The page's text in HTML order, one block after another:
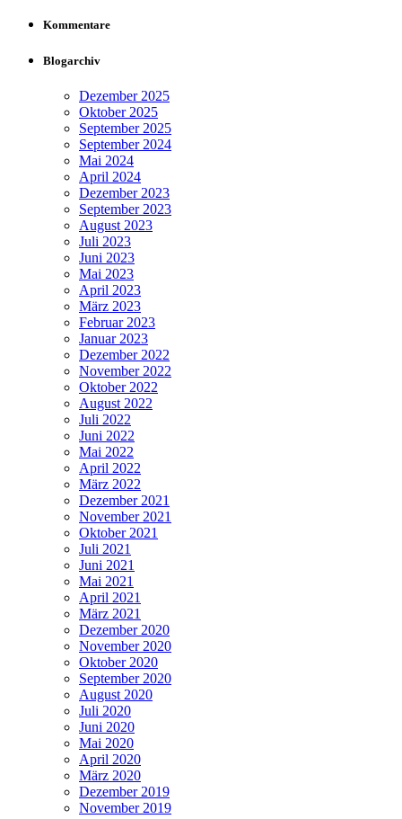
Kommentare
Blogarchiv
Dezember 2025
Oktober 2025
September 2025
September 2024
Mai 2024
April 2024
Dezember 2023
September 2023
August 2023
Juli 2023
Juni 2023
Mai 2023
April 2023
März 2023
Februar 2023
Januar 2023
Dezember 2022
November 2022
Oktober 2022
August 2022
Juli 2022
Juni 2022
Mai 2022
April 2022
März 2022
Dezember 2021
November 2021
Oktober 2021
Juli 2021
Juni 2021
Mai 2021
April 2021
März 2021
Dezember 2020
November 2020
Oktober 2020
September 2020
August 2020
Juli 2020
Juni 2020
Mai 2020
April 2020
März 2020
Dezember 2019
November 2019